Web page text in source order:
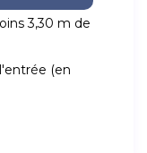
3,30 m de
(en